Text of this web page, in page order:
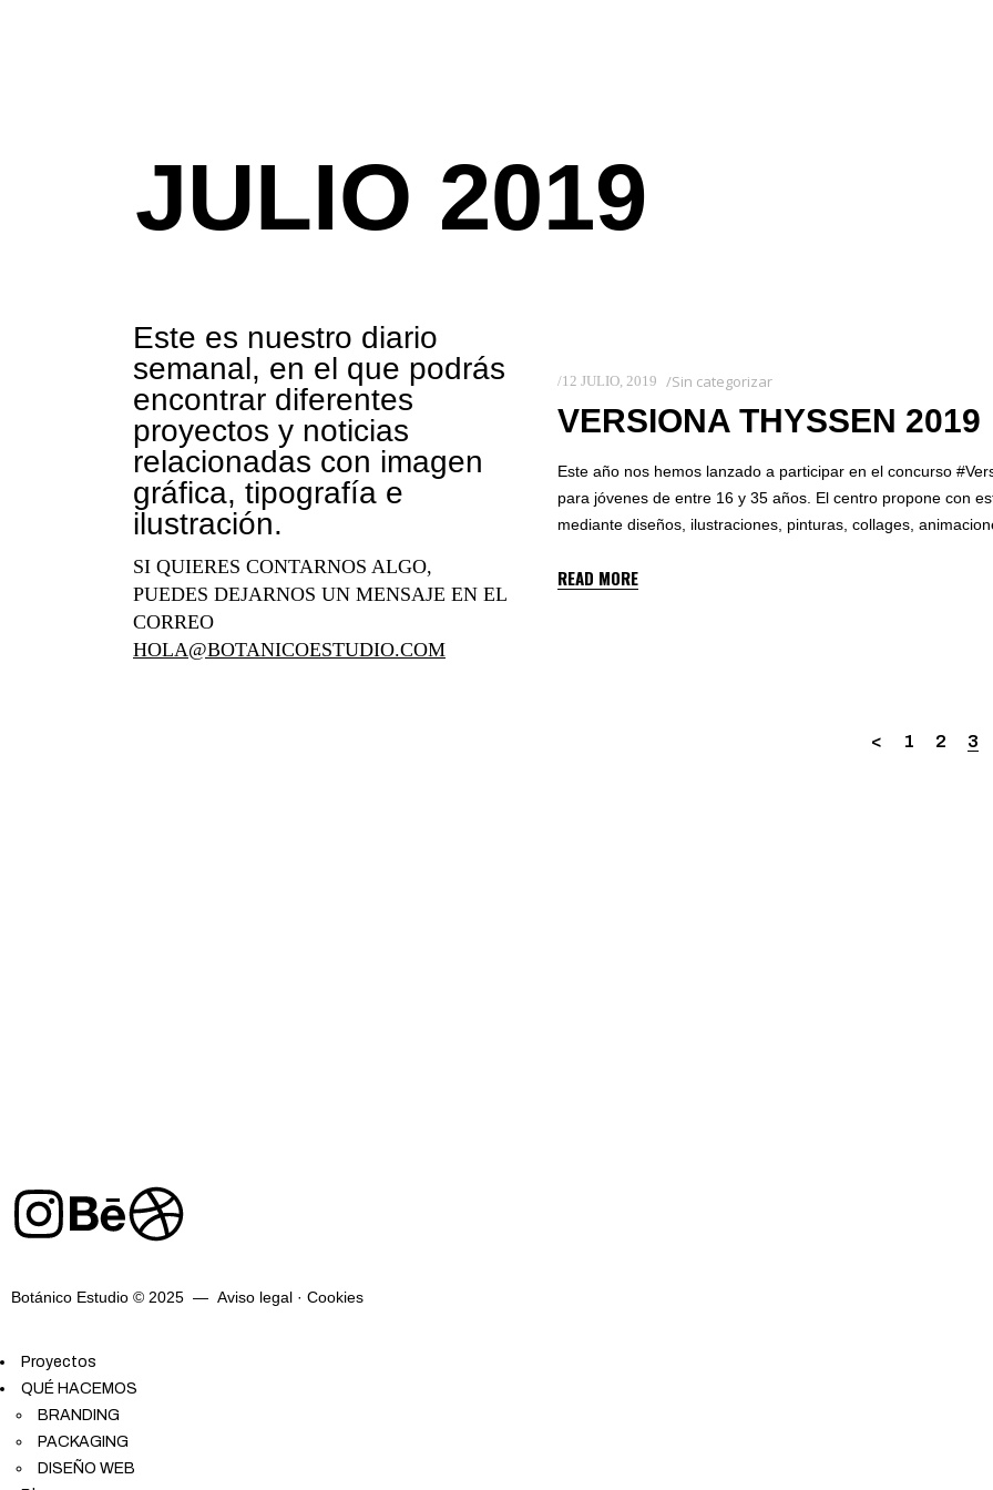
JULIO 2019
12 JULIO, 2019 Sin categorizar
VERSIONA THYSSEN 2019
Este año nos hemos lanzado a participar en el concurso
para jóvenes de entre 16 y 35 años. El centro propone con
mediante diseños, ilustraciones, pinturas, collages,
READ MORE
1 2 3
Este es nuestro diario
semanal, en el que podrás
encontrar diferentes
proyectos y noticias
relacionadas con imagen
gráfica, tipografía e
ilustración.
SI QUIERES CONTARNOS ALGO,
PUEDES DEJARNOS UN MENSAJE EN EL
CORREO
HOLA@BOTANICOESTUDIO.COM
Botánico Estudio © 2025 — Aviso legal · Cookies
Proyectos
QUÉ HACEMOS
BRANDING
PACKAGING
DISEÑO WEB